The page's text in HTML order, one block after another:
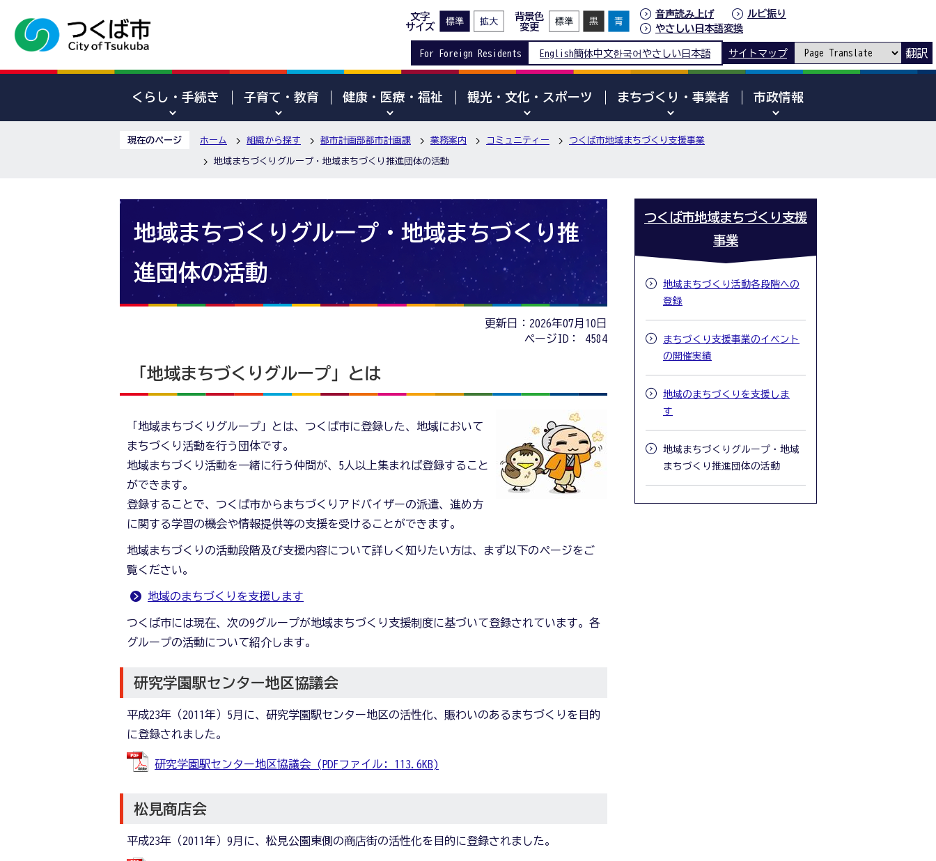
文字
サイズ
背景色
変更
音声読み上げ
ルビ振り
やさしい日本語変換
For Foreign Residents English簡体中文한국어 やさしい日本語 サイトマップ 翻訳
くらし・手続き 子育て・教育 健康・医療・福祉 観光・文化・スポーツ まちづくり・事業者 市政情報
現在のページ ホーム 組織から探す 都市計画部都市計画課 業務案内 コミュニティー つくば市地域まちづくり支援事業
地域まちづくりグループ・地域まちづくり推進団体の活動
地域まちづくりグループ・地域まちづくり推
進団体の活動
更新日：2026年07月10日
ページID：
4584
「地域まちづくりグループ」とは
「地域まちづくりグループ」とは、つくば市に登録した、地域において
まちづくり活動を行う団体です。
地域まちづくり活動を一緒に行う仲間が、5人以上集まれば登録すること
ができます。
登録することで、つくば市からまちづくりアドバイザーの派遣、進め方
に関する学習の機会や情報提供等の支援を受けることができます。
地域まちづくりの活動段階及び支援内容について詳しく知りたい方は、まず以下のページをご
覧ください。
地域のまちづくりを支援します
つくば市には現在、次の9グループが地域まちづくり支援制度に基づいて登録されています。各
グループの活動について紹介します。
研究学園駅センター地区協議会
平成23年（2011年）5月に、研究学園駅センター地区の活性化、賑わいのあるまちづくりを目的
に登録されました。
研究学園駅センター地区協議会 (PDFファイル: 113.6KB)
松見商店会
平成23年（2011年）9月に、松見公園東側の商店街の活性化を目的に登録されました。
つくば市地域まちづくり支援
事業
地域まちづくり活動各段階への
登録
まちづくり支援事業のイベント
の開催実績
地域のまちづくりを支援しま
す
地域まちづくりグループ・地域
まちづくり推進団体の活動